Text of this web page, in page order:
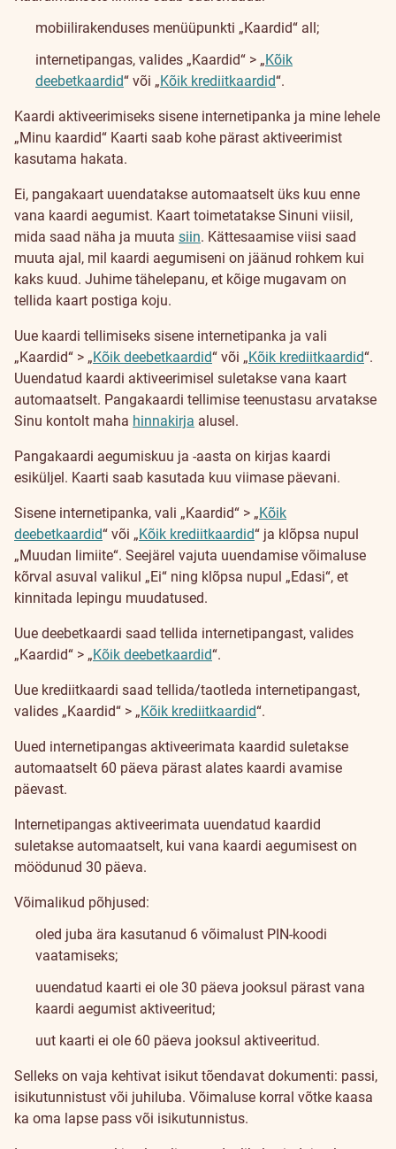
mobiilirakenduses menüüpunkti „Kaardid“ all;
internetipangas, valides „Kaardid“ > „Kõik
deebetkaardid“ või „Kõik krediitkaardid“.
Kaardi aktiveerimiseks sisene internetipanka ja mine lehele
„Minu kaardid“ Kaarti saab kohe pärast aktiveerimist
kasutama hakata.
Ei, pangakaart uuendatakse automaatselt üks kuu enne
vana kaardi aegumist. Kaart toimetatakse Sinuni viisil,
mida saad näha ja muuta siin. Kättesaamise viisi saad
muuta ajal, mil kaardi aegumiseni on jäänud rohkem kui
kaks kuud. Juhime tähelepanu, et kõige mugavam on
tellida kaart postiga koju.
Uue kaardi tellimiseks sisene internetipanka ja vali
„Kaardid“ > „Kõik deebetkaardid“ või „Kõik krediitkaardid“.
Uuendatud kaardi aktiveerimisel suletakse vana kaart
automaatselt. Pangakaardi tellimise teenustasu arvatakse
Sinu kontolt maha hinnakirja alusel.
Pangakaardi aegumiskuu ja -aasta on kirjas kaardi
esiküljel. Kaarti saab kasutada kuu viimase päevani.
Sisene internetipanka, vali „Kaardid“ > „Kõik
deebetkaardid“ või „Kõik krediitkaardid“ ja klõpsa nupul
„Muudan limiite“. Seejärel vajuta uuendamise võimaluse
kõrval asuval valikul „Ei“ ning klõpsa nupul „Edasi“, et
kinnitada lepingu muudatused.
Uue deebetkaardi saad tellida internetipangast, valides
„Kaardid“ > „Kõik deebetkaardid“.
Uue krediitkaardi saad tellida/taotleda internetipangast,
valides „Kaardid“ > „Kõik krediitkaardid“.
Uued internetipangas aktiveerimata kaardid suletakse
automaatselt 60 päeva pärast alates kaardi avamise
päevast.
Internetipangas aktiveerimata uuendatud kaardid
suletakse automaatselt, kui vana kaardi aegumisest on
möödunud 30 päeva.
Võimalikud põhjused:
oled juba ära kasutanud 6 võimalust PIN-koodi
vaatamiseks;
uuendatud kaarti ei ole 30 päeva jooksul pärast vana
kaardi aegumist aktiveeritud;
uut kaarti ei ole 60 päeva jooksul aktiveeritud.
Selleks on vaja kehtivat isikut tõendavat dokumenti: passi,
isikutunnistust või juhiluba. Võimaluse korral võtke kaasa
ka oma lapse pass või isikutunnistus.